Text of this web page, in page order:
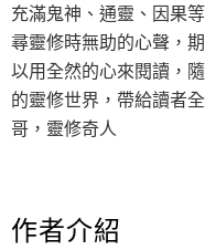
充滿鬼神、通靈、因果
尋靈修時無助的心聲，
以用全然的心來閱讀，
的靈修世界，帶給讀者
哥，靈修奇人
作者介紹